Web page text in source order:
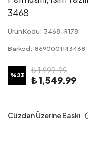
3468
Ürün Kodu: 3468-R178
Barkod: 8690001143468
%23
₺ 1,999.99
₺ 1,549.99
Cüzdan Üzerine Baskı